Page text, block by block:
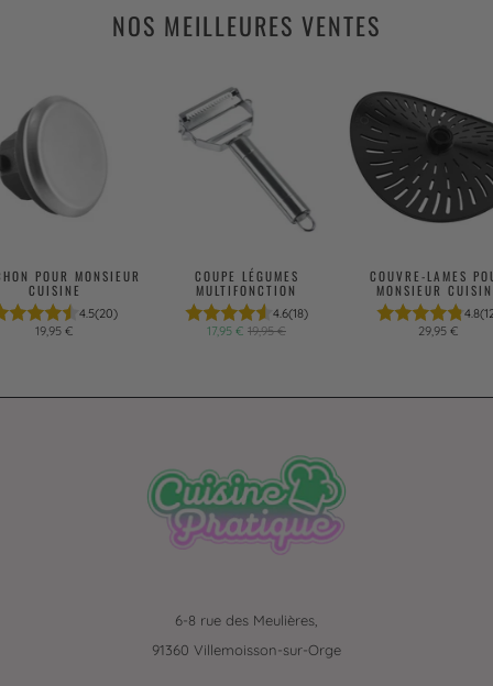
NOS MEILLEURES VENTES
POUR MONSIEUR
CUISINE
4.5(20)
19,95 €
COUPE LÉGUMES
MULTIFONCTION
4.6(18)
17,95 €19,95 €
COUVRE-LAMES
MONSIEUR
4.8
29,95 €
6-8 rue des Meulières,
91360 Villemoisson-sur-Orge